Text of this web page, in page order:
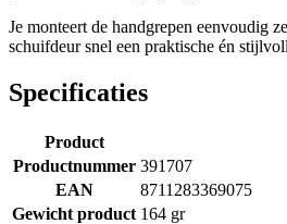
Je monteert de handgrepen eenvoudig
schuifdeur snel een praktische én
Specificaties
Product
Productnummer 391707
EAN
8711283369075
Gewicht product 164 gr